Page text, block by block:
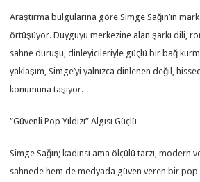
Araştırma bulgularına göre Simge Sağın’ın
örtüşüyor. Duyguyu merkezine alan şarkı dili,
sahne duruşu, dinleyicileriyle güçlü bir bağ
yaklaşım, Simge’yi yalnızca dinlenen değil,
konumuna taşıyor.
“Güvenli Pop Yıldızı” Algısı Güçlü
Simge Sağın; kadınsı ama ölçülü tarzı, modern
sahnede hem de medyada güven veren bir pop